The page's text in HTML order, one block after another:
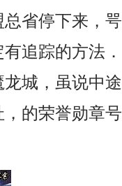
省停下来，
追踪的方法
城，虽说中
的荣誉勋章